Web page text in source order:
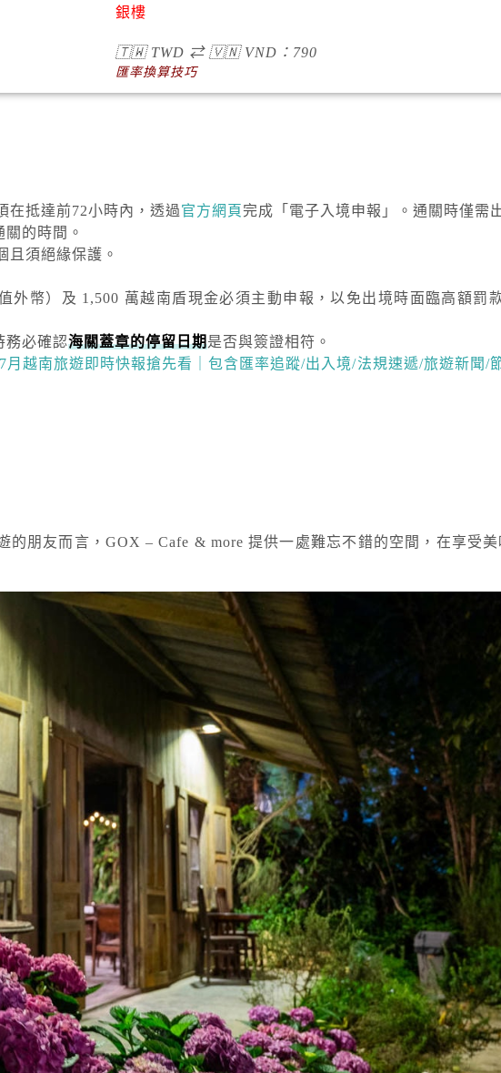
銀樓
🇹🇼TWD ⇄ 🇻🇳VND ：790
匯率換算技巧
在抵達前72小時內，透過官方網頁 完成「電子入境申報」。通關時僅需
的時間。
且須絕緣保護。
外幣）及 1,500 萬越南盾現金必須主動申報，以免出境時面臨高額罰
務必確認海關蓋章的停留日期是否與簽證相符。
月越南旅遊即時快報搶先看｜包含匯率追蹤/出入境/法規速遞/旅遊新聞/
的朋友而言，GOX – Cafe & more 提供一處難忘不錯的空間，在享受美